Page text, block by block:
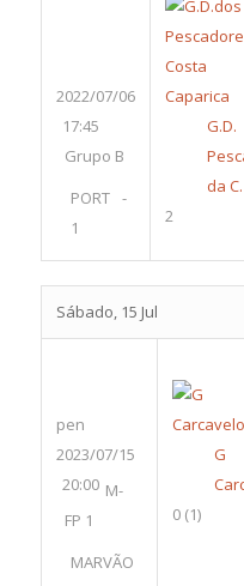
2022/07/06
17:45
Grupo B
PORT -
1
G.D.
da
2
Sábado, 15 Jul
pen
2023/07/15
20:00 M-
FP 1
MARVÃO
0 (1)